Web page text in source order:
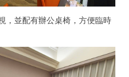
，並配有辦公桌椅，方便臨時